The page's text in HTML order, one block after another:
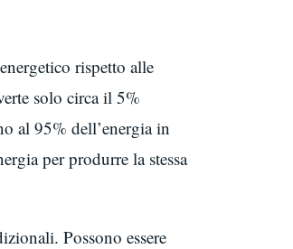
rispetto alle
solo circa il 5%
al 95% dell’energia in
per produrre la stessa
Possono essere